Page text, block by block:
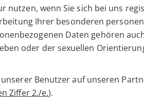
nutzen, wenn Sie sich bei uns
Ihrer besonderen
Daten gehören
oder der sexuellen
Benutzer auf unseren
Ziffer 2./e.).